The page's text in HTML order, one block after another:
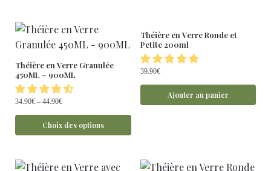
Théière en Verre Granulée
450ML – 900ML
34.90€ – 44.90€
Choix des options
Théière en Verre Ronde et
Petite 200ml
39.90€
Ajouter au panier